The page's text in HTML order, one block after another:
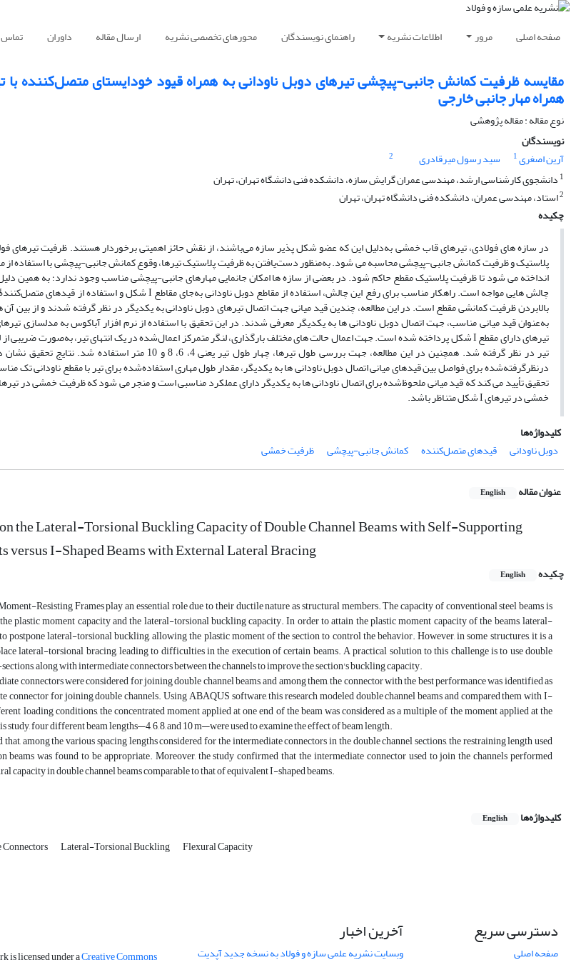
صفحه اصلی مرور اطلاعات نشریه راهنمای نویسندگان محورهای تخصصی نشریه ارسال مقاله داوران تماس
همراه مهار جانبی خارجی
نوع مقاله : مقاله پژوهشی
نویسندگان
آرین اصغری1 سید رسول میرقادری
2
1 دانشجوی کارشناسی ارشد، مهندسی عمران گرایش سازه، دانشکده فنی دانشگاه تهران، تهران
2استاد، مهندسی عمران، دانشکده فنی دانشگاه تهران، تهران
چکیده
در سازه ­های فولادی، تیرهای قاب خمشی به‌دلیل این که عضو شکل ­پذیر سازه می‌باشند، از نقش حائز اهمیتی برخوردار هستند. ظرفیت تیرهای
پلاستیک و ظرفیت کمانش جانبی-پیچشی محاسبه می­ شود. به‌منظور دست‌یافتن به ظرفیت پلاستیک تیرها، وقوع کمانش جانبی-پیچشی با استفاده از
انداخته می­ شود تا ظرفیت پلاستیک مقطع حاکم شود. در بعضی از سازه ­ها امکان جانمایی مهارهای جانبی-پیچشی مناسب وجود ندارد؛ به همین
چالش­ هایی مواجه است. راهکار مناسب برای رفع این چالش، استفاده از مقاطع دوبل ناودانی به‌جای مقاطعIشکل و استفاده از قیدهای
بالابردن ظرفیت کمانشی مقطع است. در این مطالعه، چندین قید میانی جهت اتصال تیرهای دوبل ناودانی به یکدیگر در نظر گرفته شدند و از بین آن­
به‌عنوان قید میانی مناسب، جهت اتصال دوبل ناودانی ­ها به یکدیگر معرفی شدند. در این تحقیق با استفاده از نرم ­افزار آباکوس به مدل­سازی
تیرهای دارای مقطعIشکل پرداخته شده است. جهت اعمال حالت­ های مختلف بارگذاری، لنگر متمرکز اعمال‌شده در یک انتهای تیر، به‌صورت ضریبی از
تیر در نظر گرفته شد. همچنین در این مطالعه، جهت بررسی طول تیرها، چهار طول تیر یعنی
درنظرگرفته‌شده برای فواصل بین قیدهای میانی اتصال دوبل ناودانی ­ها به یکدیگر، مقدار طول مهاری استفاده‌شده برای تیر با مقطع ناودانی تک
تحقیق تأیید می­ کند که قید میانی ملحوظ‌شده برای اتصال ناودانی ­ها به یکدیگر دارای عملکرد مناسبی است و منجر می­ شود که ظرفیت خمشی در
خمشی در تیرهایIشکل متناظر باشد.
کلیدواژه‌ها
دوبل ناودانی
قیدهای متصل‌کننده کمانش جانبی-پیچشی ظرفیت خمشی
عنوان مقاله English
the Lateral-Torsional Buckling Capacity of Double Channel Beams with Self-Supporting
versus I-Shaped Beams with External Lateral Bracing
چکیده English
Resisting Frames play an essential role due to their ductile nature as structural members. The capacity of conventional steel beams is
plastic moment capacity and the lateral-torsional buckling capacity. In order to attain the plastic moment capacity of the beams, lateral-
postpone lateral-torsional buckling, allowing the plastic moment of the section to control the behavior. However, in some structures, it is a
lateral-torsional bracing, leading to difficulties in the execution of certain beams. A practical solution to this challenge is to use double
along with intermediate connectors between the channels to improve the section's buckling capacity.
connectors were considered for joining double channel beams, and among them, the connector with the best performance was identified as
connector for joining double channels. Using ABAQUS software, this research modeled double channel beams and compared them with I-
loading conditions, the concentrated moment applied at one end of the beam was considered as a multiple of the moment applied at the
four different beam lengths—4, 6, 8, and 10 m—were used to examine the effect of beam length.
that, among the various spacing lengths considered for the intermediate connectors in the double channel sections, the restraining length used
beams was found to be appropriate. Moreover, the study confirmed that the intermediate connector used to join the channels performed
capacity in double channel beams comparable to that of equivalent I-shaped beams.
کلیدواژه‌ها English
Lateral-Torsional Buckling Flexural Capacity
دسترسی سریع
صفحه اصلی
آخرین اخبار
وبسایت نشریه علمی سازه و فولاد به نسخه جدید آپدیت